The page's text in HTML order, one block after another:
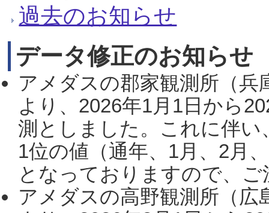
過去のお知らせ
データ修正のお知らせ
アメダスの郡家観測所（
より、2026年1月1日から
測としました。これに伴い
1位の値（通年、1月、2月
となっておりますので、
アメダスの高野観測所（